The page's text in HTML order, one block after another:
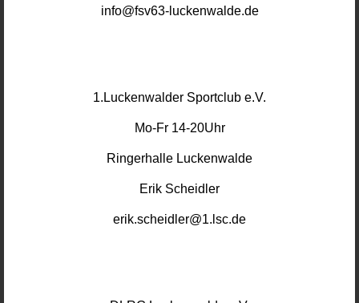
info@fsv63-luckenwalde.de
1.Luckenwalder Sportclub e.V.
Mo-Fr 14-20Uhr
Ringerhalle Luckenwalde
Erik Scheidler
erik.scheidler@1.lsc.de